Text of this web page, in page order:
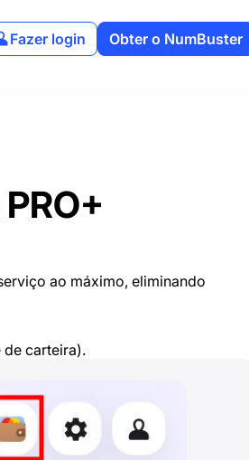
Fazer login Obter o NumBuster
ao máximo, eliminando
de carteira).